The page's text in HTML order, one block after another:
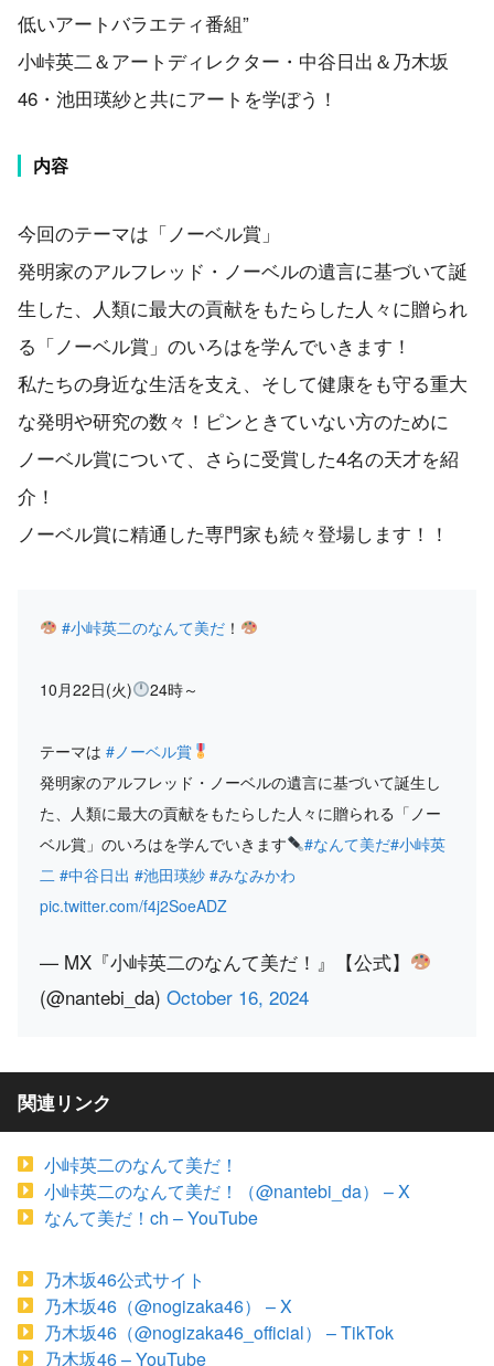
低いアートバラエティ番組”
小峠英二＆アートディレクター・中谷日出＆乃木坂
46・池田瑛紗と共にアートを学ぼう！
内容
今回のテーマは「ノーベル賞」
発明家のアルフレッド・ノーベルの遺言に基づいて誕
生した、人類に最大の貢献をもたらした人々に贈られ
る「ノーベル賞」のいろはを学んでいきます！
私たちの身近な生活を支え、そして健康をも守る重大
な発明や研究の数々！ピンときていない方のために
ノーベル賞について、さらに受賞した4名の天才を紹
介！
ノーベル賞に精通した専門家も続々登場します！！
#小峠英二のなんて美だ！
10月22日(火) 24時～
テーマは #ノーベル賞
発明家のアルフレッド・ノーベルの遺言に基づいて誕生し
た、人類に最大の貢献をもたらした人々に贈られる「ノー
ベル賞」のいろはを学んでいきます
#なんて美だ#小峠英
二 #中谷日出 #池田瑛紗 #みなみかわ
pic.twitter.com/f4j2SoeADZ
— MX『小峠英二のなんて美だ！』【公式】
(@nantebi_da) October 16, 2024
関連リンク
小峠英二のなんて美だ！
小峠英二のなんて美だ！（@nantebi_da） – X
なんて美だ！ch – YouTube
乃木坂46公式サイト
乃木坂46（@nogizaka46） – X
乃木坂46（@nogizaka46_official） – TikTok
乃木坂46 – YouTube